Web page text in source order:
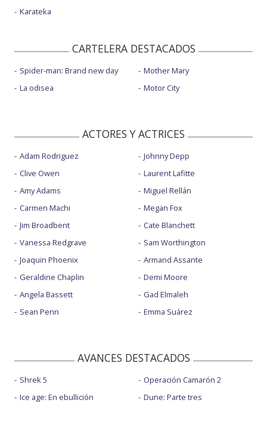
Karateka
CARTELERA DESTACADOS
Spider-man: Brand new day
La odisea
Mother Mary
Motor City
ACTORES Y ACTRICES
Adam Rodriguez
Clive Owen
Amy Adams
Carmen Machi
Jim Broadbent
Vanessa Redgrave
Joaquin Phoenix
Geraldine Chaplin
Angela Bassett
Sean Penn
Johnny Depp
Laurent Lafitte
Miguel Rellán
Megan Fox
Cate Blanchett
Sam Worthington
Armand Assante
Demi Moore
Gad Elmaleh
Emma Suárez
AVANCES DESTACADOS
Shrek 5
Ice age: En ebullición
Operación Camarón 2
Dune: Parte tres